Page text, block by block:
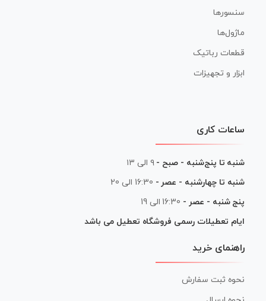
سنسورها
ماژول‌ها
قطعات رباتیک
ابزار و تجهیزات
ساعات کاری
شنبه تا پنج‌شنبه - صبح - ۹ الی ۱۳
شنبه تا چهارشنبه - عصر - 16:30 الی 20
پنج شنبه - عصر - 16:30 الی 19
ایام تعطیلات رسمی فروشگاه تعطیل می باشد
راهنمای خرید
نحوه ثبت سفارش